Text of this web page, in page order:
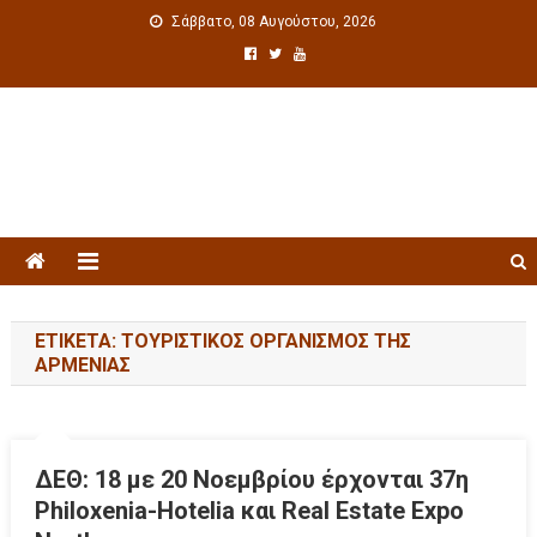
Σάββατο, 08 Αυγούστου, 2026
ΕΤΙΚΈΤΑ: ΤΟΥΡΙΣΤΙΚΌΣ ΟΡΓΑΝΙΣΜΌΣ ΤΗΣ
ΑΡΜΕΝΊΑΣ
ΔΕΘ: 18 με 20 Νοεμβρίου έρχονται 37η
Philoxenia-Hotelia και Real Estate Expo